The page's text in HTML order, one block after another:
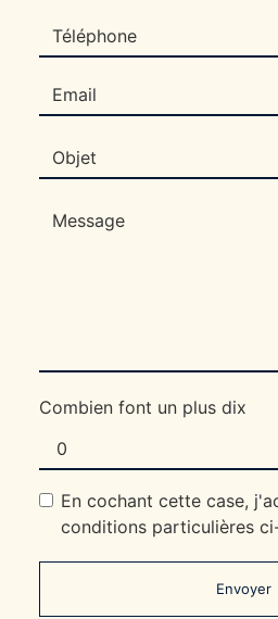
Combien font un plus dix
En cochant cette case,
conditions particulières
Envoyer